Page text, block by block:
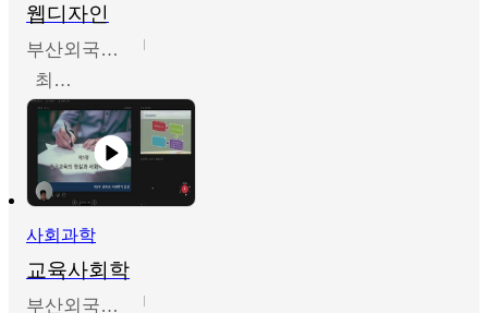
웹디자인
부산외국어대학교
최진오
사회과학
교육사회학
부산외국어대학교